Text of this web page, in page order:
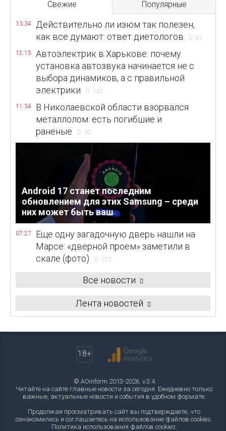
Свежие Популярные
13:34
Действительно ли изюм так полезен,
как все думают: ответ диетологов
61
12:15
Автоэлектрик в Харькове: почему
установка автозвука начинается не с
выбора динамиков, а с правильной
электрики
153
11:34
В Николаевской области взорвался
металлолом: есть погибшие и
раненые
92
Android 17 станет последним
обновлением для этих Samsung – среди
них может быть ваш
07:27
Еще одну загадочную дверь нашли на
Марсе: «дверной проем» заметили в
скале (фото)
132
Все новости
Лента новостей
18+
© AOinform 2013-2026. v.3.4
Читайте на сайте главные новости за сегодня. Ежедневно только
важные, актуальные новости и события в удобном формате.
Продолжая просматривать сайт вы подтверждаете, что
ознакомились и соглашаетесь на использование файлов cookies.
Политика использования файлов cookies.